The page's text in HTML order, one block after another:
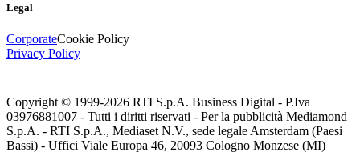
Legal
CorporateCookie Policy
Privacy Policy
Copyright © 1999-2026 RTI S.p.A. Business Digital - P.Iva
03976881007 - Tutti i diritti riservati - Per la pubblicità Mediamond
S.p.A. - RTI S.p.A., Mediaset N.V., sede legale Amsterdam (Paesi
Bassi) - Uffici Viale Europa 46, 20093 Cologno Monzese (MI)